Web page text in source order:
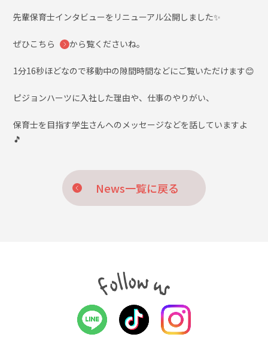
先輩保育士インタビューをリニューアル公開しました✨
ぜひこちら から覧くださいね。
1分16秒ほどなので移動中の隙間時間などにご覧いただけます😊
ピジョンハーツに入社した理由や、仕事のやりがい、
保育士を目指す学生さんへのメッセージなどを話していますよ
🎵
News一覧に戻る